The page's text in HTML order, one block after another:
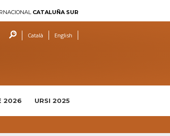
CATALUÑA SUR
Català English
2026 URSI 2025